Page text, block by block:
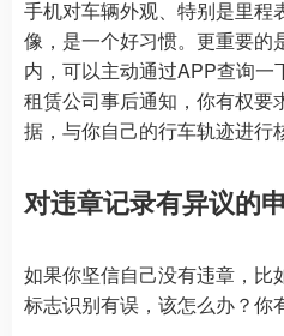
手机对车辆外观、特别是里程
像，是一个好习惯。更重要的
内，可以主动通过APP查询
租赁公司事后通知，你有权要
据，与你自己的行车轨迹进行
对违章记录有异议的
如果你坚信自己没有违章，比
标志识别有误，该怎么办？你